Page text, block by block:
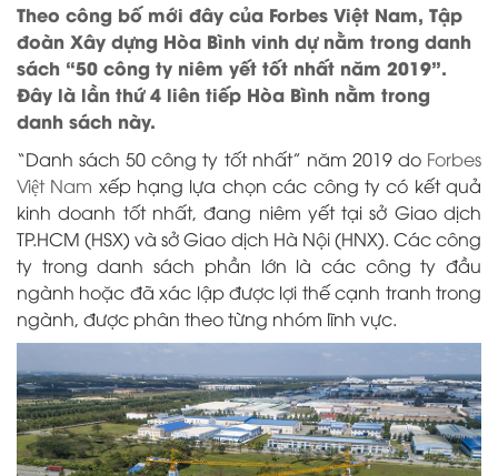
Theo công bố mới đây của Forbes Việt Nam, Tập
đoàn Xây dựng Hòa Bình vinh dự nằm trong danh
sách “50 công ty niêm yết tốt nhất năm 2019”.
Đây là lần thứ 4 liên tiếp Hòa Bình nằm trong
danh sách này.
“Danh sách 50 công ty tốt nhất” năm 2019 do Forbes
Việt Nam xếp hạng lựa chọn các công ty có kết quả
kinh doanh tốt nhất, đang niêm yết tại sở Giao dịch
TP.HCM (HSX) và sở Giao dịch Hà Nội (HNX). Các công
ty trong danh sách phần lớn là các công ty đầu
ngành hoặc đã xác lập được lợi thế cạnh tranh trong
ngành, được phân theo từng nhóm lĩnh vực.